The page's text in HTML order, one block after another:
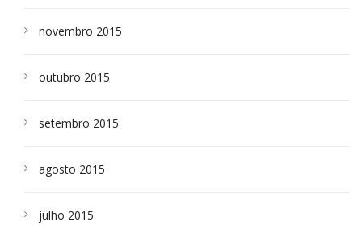
novembro 2015
outubro 2015
setembro 2015
agosto 2015
julho 2015